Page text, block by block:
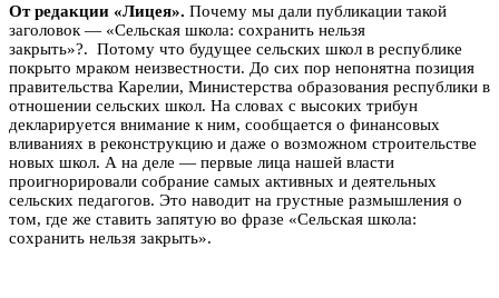
От редакции «Лицея». Почему мы дали публикации такой
заголовок — «Сельская школа: сохранить нельзя
закрыть»?. Потому что будущее сельских школ в республике
покрыто мраком неизвестности. До сих пор непонятна позиция
правительства Карелии, Министерства образования республики в
отношении сельских школ. На словах с высоких трибун
декларируется внимание к ним, сообщается о финансовых
вливаниях в реконструкцию и даже о возможном строительстве
новых школ. А на деле — первые лица нашей власти
проигнорировали собрание самых активных и деятельных
сельских педагогов. Это наводит на грустные размышления о
том, где же ставить запятую во фразе «Сельская школа:
сохранить нельзя закрыть».